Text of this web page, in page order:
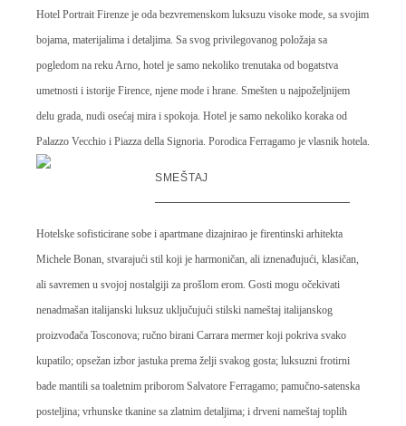
Hotel Portrait Firenze je oda bezvremenskom luksuzu visoke mode, sa svojim
bojama, materijalima i detaljima. Sa svog privilegovanog položaja sa
pogledom na reku Arno, hotel je samo nekoliko trenutaka od bogatstva
umetnosti i istorije Firence, njene mode i hrane. Smešten u najpoželjnijem
delu grada, nudi osećaj mira i spokoja. Hotel je samo nekoliko koraka od
Palazzo Vecchio i Piazza della Signoria. Porodica Ferragamo je vlasnik hotela.
SMEŠTAJ
Hotelske sofisticirane sobe i apartmane dizajnirao je firentinski arhitekta
Michele Bonan, stvarajući stil koji je harmoničan, ali iznenađujući, klasičan,
ali savremen u svojoj nostalgiji za prošlom erom. Gosti mogu očekivati
nenadmašan italijanski luksuz uključujući stilski nameštaj italijanskog
proizvođača Tosconova; ručno birani Carrara mermer koji pokriva svako
kupatilo; opsežan izbor jastuka prema želji svakog gosta; luksuzni frotirni
bade mantili sa toaletnim priborom Salvatore Ferragamo; pamučno-satenska
posteljina; vrhunske tkanine sa zlatnim detaljima; i drveni nameštaj toplih